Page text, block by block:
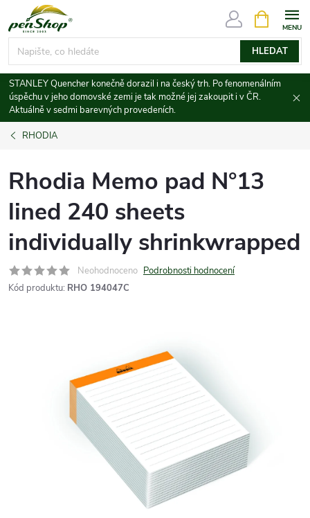
na
obsah
HLEDAT
NÁKUPNÍ
KOŠÍK
STANLEY Quencher konečně dorazil i na český trh. Po fenomenálním
úspěchu v jeho domovské zemi je tak možné jej zakoupit i v ČR.
Aktuálně v sedmi barevných provedeních.
RHODIA
Rhodia Memo pad N°13
lined 240 sheets
individually shrinkwrapped
Neohodnoceno Podrobnosti hodnocení
Kód produktu: RHO 194047C